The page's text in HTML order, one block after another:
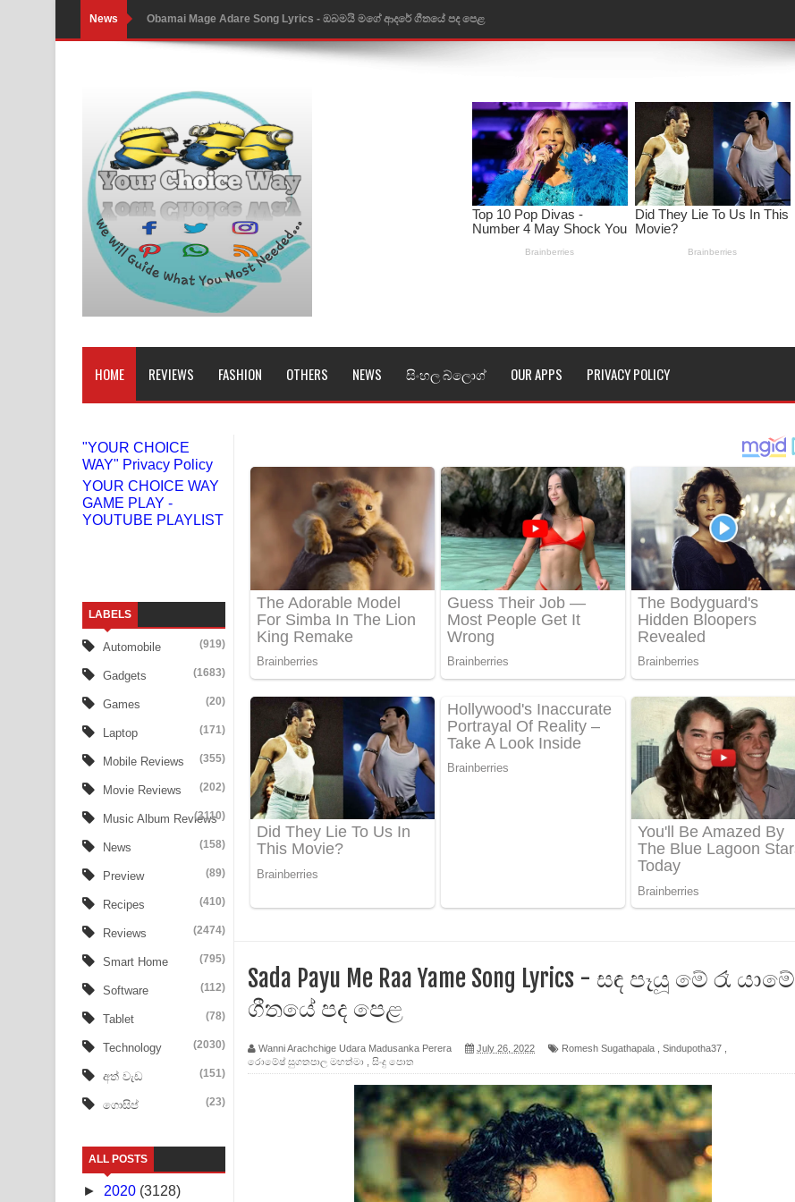
News Obamai Mage Adare Song Lyrics - ඔබමයි මගේ ආදරේ ගීතයේ පද පෙළ
Pansal Gihin Song Lyrics - පන්සල් ගිහිං ගීතයේ පද පෙළ
Ankeliya Song Lyrics - අංකෙළිය ගීතයේ පද පෙළ
DEAR GOD Song Lyrics - ඩියර් ගෝඩ් ගීතයේ පද පෙළ
MANAMALA KATHA Song Lyrics - මනමාල කතා ගීතයේ පද පෙළ
Dai Dai Lyrics - Shakira, Burna Boy | 2026 football world cup song lyrics
Lassana Amma Song Lyrics - ලස්සන අම්මා ගීතයේ පද පෙළ
Gemak Deela Song Lyrics - ගේමක් දීලා ගීතයේ පද පෙළ
Niwuna Numba Hinda Song Lyrics - නිවුනා නුඹ හින්දා ගීතයේ පද පෙළ
Benthara Palame Song Lyrics - බෙන්තර පාලමේ ගීතයේ පද පෙළ
Sanda Babalena Song Lyrics - සඳ බැබලෙන ගීතයේ පද පෙළ
Adare Wadi Nisa Song Lyrics - ආදරේ වැඩි නිසා ගීතයේ පද පෙළ
UNUHUMA Song Lyrics - උණුහුම ගීතයේ පද පෙළ
Katakara Song Lyrics - කටකාර ගීතයේ පද පෙළ
Tharu Yaye Dilena Song Lyrics - තරු යායේ දිලෙනා ගීතයේ පද පෙළ
Ow Man Sosa Song Lyrics - ඔව් මං සෝසා ගීතයේ පද පෙළ
Heavy Weight Song Lyrics
Aye Lanweela Song Lyrics - ආයේ ලංවීලා ගීතයේ පද පෙළ
Ala purannata Song Lyrics - ආල පුරන්නට ගීතයේ පද පෙළ
FEVER DREAM Lyrics - Alex Warren
PATHINIYE Song Lyrics - පතිනියනේ ගීතයේ පද පෙළ
Sorry Sir Song Lyrics - සොරි සර් ගීතයේ පද පෙළ
Sandak Awith Song Lyrics - සඳක් ඇවිත් ගීතයේ පද පෙළ
Swetha Sande Song Lyrics - ශ්වේත සඳේ ගීතයේ පද පෙළ
Ma Igili Giya Lyrics - මා ඉගිලී ගියා ගීතයේ පද පෙළ
Ras Balan Song Lyrics - රැස් බලන් ගීතයේ පද පෙළ
HOME REVIEWS FASHION OTHERS NEWS සිංහල බ්ලොග් OUR APPS PRIVACY POLICY
"YOUR CHOICE
WAY" Privacy Policy
YOUR CHOICE WAY
GAME PLAY -
YOUTUBE PLAYLIST
LABELS
Automobile (919)
Gadgets (1683)
Games (20)
Laptop (171)
Mobile Reviews (355)
Movie Reviews (202)
Music Album Reviews
(3110)
News (158)
Preview (89)
Recipes (410)
Reviews (2474)
Smart Home (795)
Software (112)
Tablet (78)
Technology (2030)
අත් වැඩ (151)
ගොසිප් (23)
ALL POSTS
► 2020 (3128)
Sada Payu Me Raa Yame Song Lyrics - සඳ පෑයූ මේ රෑ යාමේ
ගීතයේ පද පෙළ
Wanni Arachchige Udara Madusanka Perera July 26, 2022 Romesh Sugathapala Sindupotha37
රොමේෂ් සුගතපාල මහත්මා
සිංදු පොත